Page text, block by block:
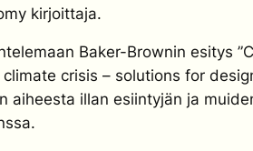
kirjoittaja.
Baker-Brownin esitys
crisis – solutions for
aiheesta illan esiintyjän ja